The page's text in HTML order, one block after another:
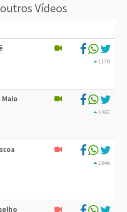
Vídeos
1170
Maio
1462
1846